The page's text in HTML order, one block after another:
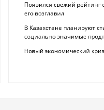
Появился свежий рейтинг
его возглавил
В Казахстане планируют
социально значимые
Новый экономический